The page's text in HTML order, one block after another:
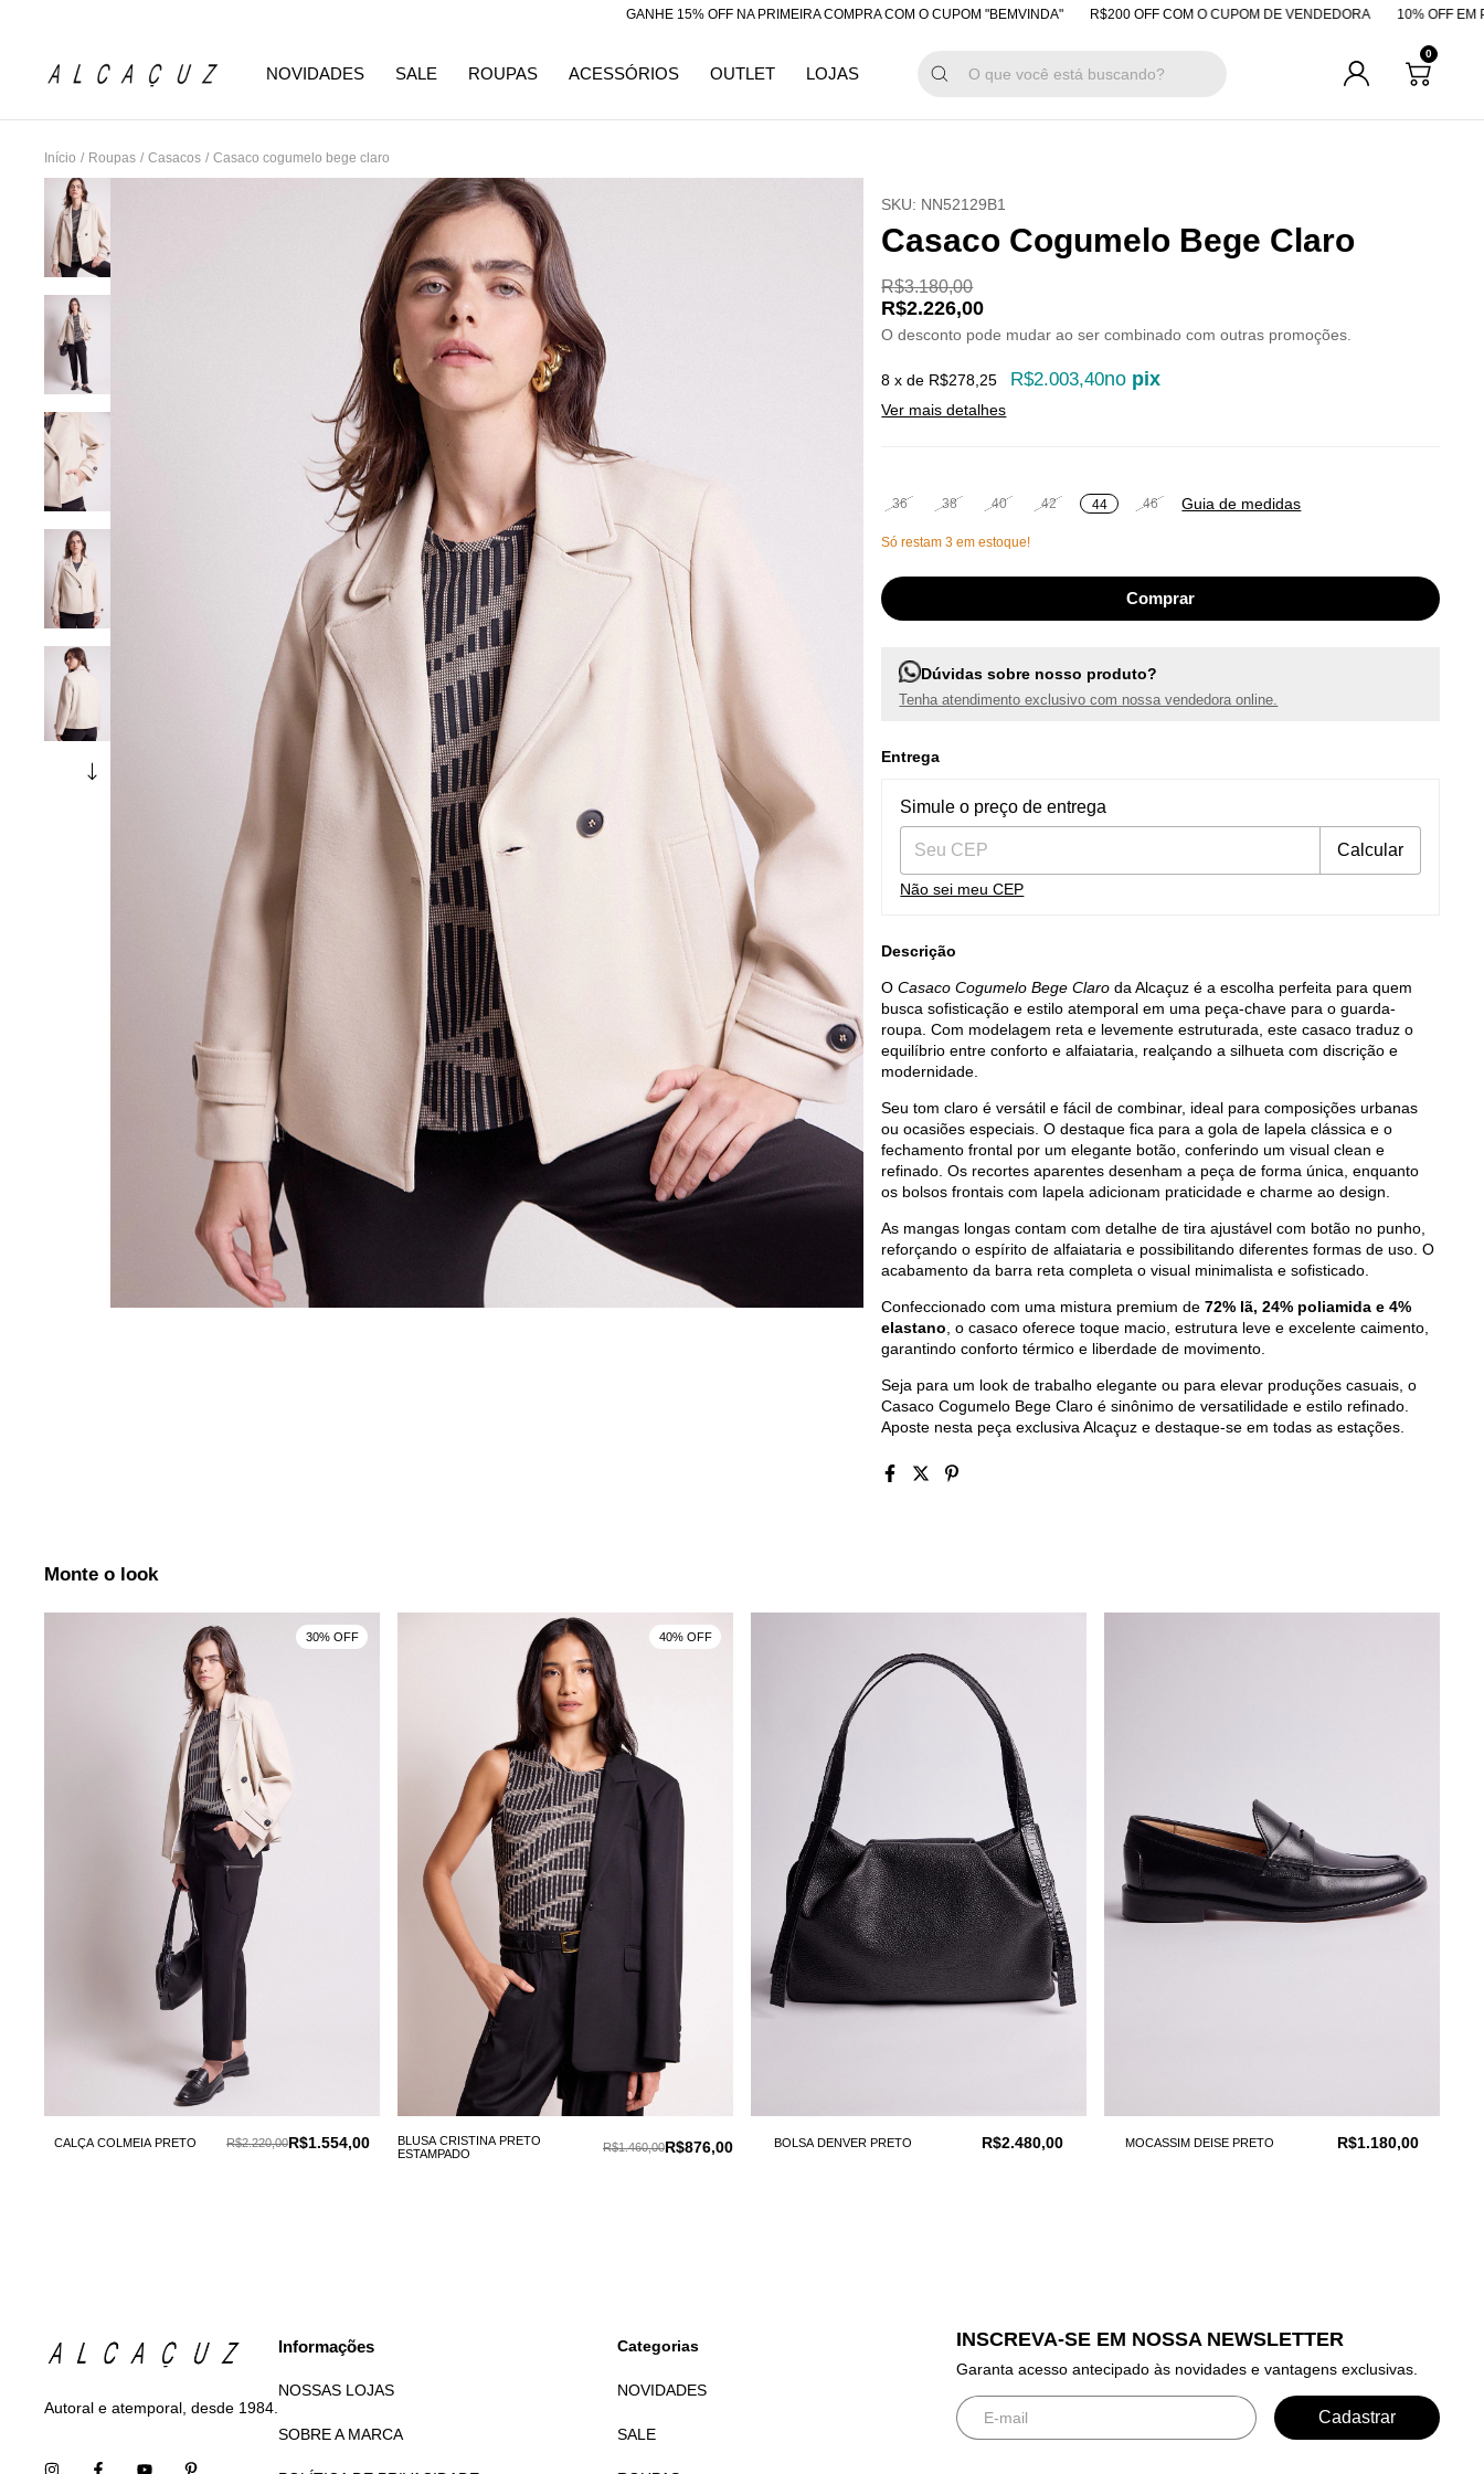
GANHE 15% OFF NA PRIMEIRA COMPRA COM O CUPOM "BEMVINDA" R$200 OFF COM O CUPOM DE VENDEDORA 10% OFF EM
NOVIDADES SALE ROUPAS ACESSÓRIOS OUTLET LOJAS
0
Início / Roupas / Casacos / Casaco cogumelo bege claro
SKU: NN52129B1
Casaco Cogumelo Bege Claro
R$3.180,00
R$2.226,00
O desconto pode mudar ao ser combinado com outras promoções.
8 x de R$278,25 R$2.003,40no pix
Ver mais detalhes
36 38 40 42 44 46 Guia de medidas
Só restam3 em estoque!
Dúvidas sobre nosso produto?
Tenha atendimento exclusivo com nossa vendedora online.
Entrega
Entregas para o CEP:
Simule o preço de entrega
Calcular
Não sei meu CEP
Descrição
OCasaco Cogumelo Bege Claro da Alcaçuz é a escolha perfeita para quem
busca sofisticação e estilo atemporal em uma peça-chave para o guarda-
roupa. Com modelagem reta e levemente estruturada, este casaco traduz o
equilíbrio entre conforto e alfaiataria, realçando a silhueta com discrição e
modernidade.
Seu tom claro é versátil e fácil de combinar, ideal para composições urbanas
ou ocasiões especiais. O destaque fica para a gola de lapela clássica e o
fechamento frontal por um elegante botão, conferindo um visual clean e
refinado. Os recortes aparentes desenham a peça de forma única, enquanto
os bolsos frontais com lapela adicionam praticidade e charme ao design.
As mangas longas contam com detalhe de tira ajustável com botão no punho,
reforçando o espírito de alfaiataria e possibilitando diferentes formas de uso. O
acabamento da barra reta completa o visual minimalista e sofisticado.
Confeccionado com uma mistura premium de72% lã, 24% poliamida e 4%
elastano , o casaco oferece toque macio, estrutura leve e excelente caimento,
garantindo conforto térmico e liberdade de movimento.
Seja para um look de trabalho elegante ou para elevar produções casuais, o
Casaco Cogumelo Bege Claro é sinônimo de versatilidade e estilo refinado.
Aposte nesta peça exclusiva Alcaçuz e destaque-se em todas as estações.
Monte o look
CALÇA COLMEIA PRETO R$1.554,00
R$2.220,00
30% OFF
BLUSA CRISTINA PRETO
ESTAMPADO
R$876,00
R$1.460,00
40% OFF
BOLSA DENVER PRETO R$2.480,00 MOCASSIM DEISE PRETO R$1.180,00
Autoral e atemporal, desde 1984.
Informações
NOSSAS LOJAS
SOBRE A MARCA
Categorias
NOVIDADES
SALE
INSCREVA-SE EM NOSSA NEWSLETTER
Garanta acesso antecipado às novidades e vantagens exclusivas.